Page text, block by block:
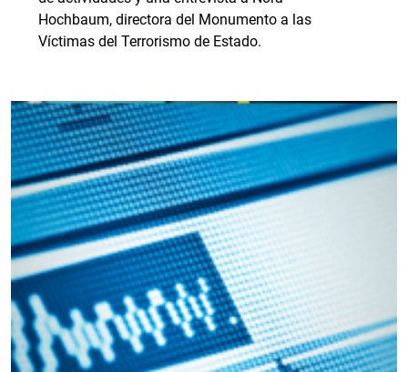
Hochbaum, directora del Monumento a las
Víctimas del Terrorismo de Estado.